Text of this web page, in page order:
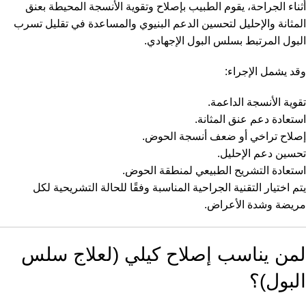
أثناء الجراحة، يقوم الطبيب بإصلاح وتقوية الأنسجة المحيطة بعنق
المثانة والإحليل لتحسين الدعم البنيوي والمساعدة في تقليل تسرب
البول المرتبط بسلس البول الإجهادي.
وقد يشمل الإجراء:
تقوية الأنسجة الداعمة.
استعادة دعم عنق المثانة.
إصلاح تراخي أو ضعف أنسجة الحوض.
تحسين دعم الإحليل.
استعادة التشريح الطبيعي لمنطقة الحوض.
يتم اختيار التقنية الجراحية المناسبة وفقًا للحالة التشريحية لكل
مريضة وشدة الأعراض.
لمن يناسب إصلاح كيلي (لعلاج سلس
البول)؟